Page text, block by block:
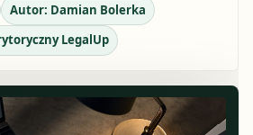
Autor: Damian Bolerka
LegalUp